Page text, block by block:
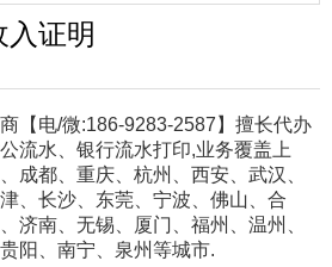
证明
【电/微:186-9283-2587】擅长代办
流水、银行流水打印,业务覆盖上
成都、重庆、杭州、西安、武汉、
、长沙、东莞、宁波、佛山、合
济南、无锡、厦门、福州、温州、
阳、南宁、泉州等城市.